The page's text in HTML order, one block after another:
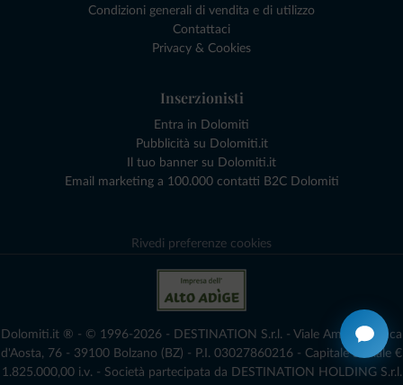
Condizioni generali di vendita e di utilizzo
Contattaci
Privacy & Cookies
Inserzionisti
Entra in Dolomiti
Pubblicità su Dolomiti.it
Il tuo banner su Dolomiti.it
Email marketing a 100.000 contatti B2C Dolomiti
Rivedi preferenze cookies
Dolomiti.it ® - © 1996-2026 - DESTINATION S.r.l. - Viale Amedeo Duca
d'Aosta, 76 - 39100 Bolzano (BZ) - P.I. 03027860216 - Capitale Sociale €
1.825.000,00 i.v. - Società partecipata da DESTINATION HOLDING S.r.l.